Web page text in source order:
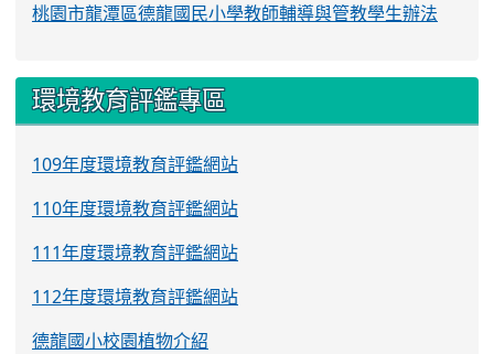
桃園市龍潭區德龍國民小學教師輔導與管教學生辦法
環境教育評鑑專區
109年度環境教育評鑑網站
110年度環境教育評鑑網站
111年度環境教育評鑑網站
112年度環境教育評鑑網站
德龍國小校園植物介紹